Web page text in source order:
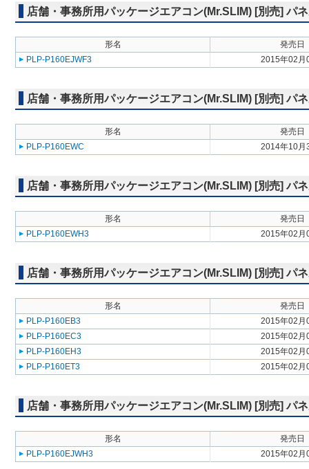
店舗・事務所用パッケージエアコン(Mr.SLIM) [別売] パ
形名
発売日
PLP-P160EJWF3
2015年02月
店舗・事務所用パッケージエアコン(Mr.SLIM) [別売] パ
形名
発売日
PLP-P160EWC
2014年10月
店舗・事務所用パッケージエアコン(Mr.SLIM) [別売] パ
形名
発売日
PLP-P160EWH3
2015年02月
店舗・事務所用パッケージエアコン(Mr.SLIM) [別売] パ
形名
発売日
PLP-P160EB3
2015年02月
PLP-P160EC3
2015年02月
PLP-P160EH3
2015年02月
PLP-P160ET3
2015年02月
店舗・事務所用パッケージエアコン(Mr.SLIM) [別売] パ
形名
発売日
PLP-P160EJWH3
2015年02月